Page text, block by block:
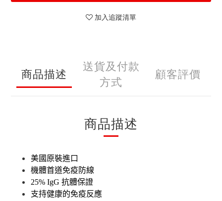
加入追蹤清單
商品描述
送貨及付款
方式
顧客評價
商品描述
美國原裝進口
機體首道免疫防線
25% IgG 抗體保證
支持健康的免疫反應